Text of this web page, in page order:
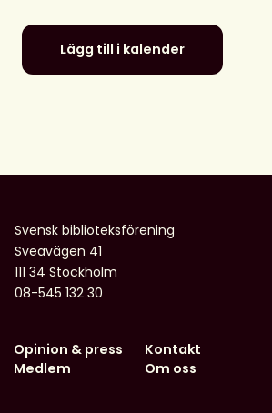
Lägg till i kalender
Svensk biblioteksförening
Sveavägen 41
111 34 Stockholm
08-545 132 30
Opinion & press
Medlem
Kontakt
Om oss